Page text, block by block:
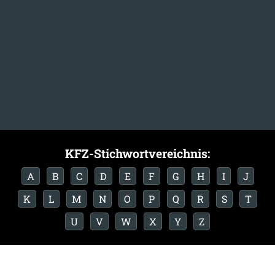
KFZ-Stichwortvereichnis:
A B C D E F G H I
J
K
L M N O P Q R S
T
U
V W X Y Z